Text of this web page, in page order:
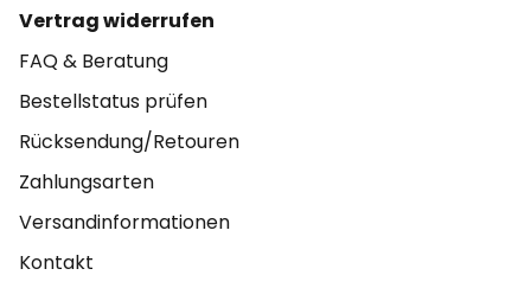
Vertrag widerrufen
FAQ & Beratung
Bestellstatus prüfen
Rücksendung/Retouren
Zahlungsarten
Versandinformationen
Kontakt